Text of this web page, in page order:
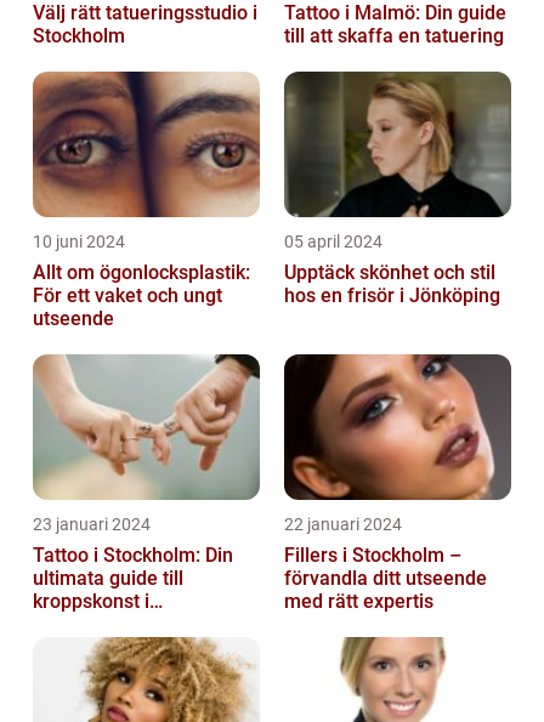
Välj rätt tatueringsstudio i
Stockholm
Tattoo i Malmö: Din guide
till att skaffa en tatuering
10 juni 2024
Allt om ögonlocksplastik:
För ett vaket och ungt
utseende
05 april 2024
Upptäck skönhet och stil
hos en frisör i Jönköping
23 januari 2024
Tattoo i Stockholm: Din
ultimata guide till
kroppskonst i
22 januari 2024
Fillers i Stockholm –
förvandla ditt utseende
med rätt expertis